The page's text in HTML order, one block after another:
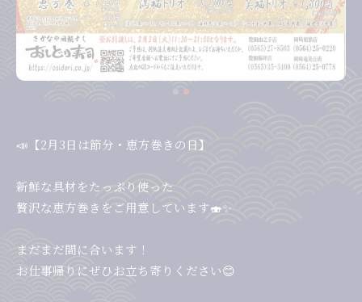
📣【2月3日は節分・恵方巻きの日】
新鮮な具材をたっぷり使った
贅沢な恵方巻きをご用意しています🍣✨
まだまだ間に合います！
お仕事帰りにぜひお立ち寄りください😊